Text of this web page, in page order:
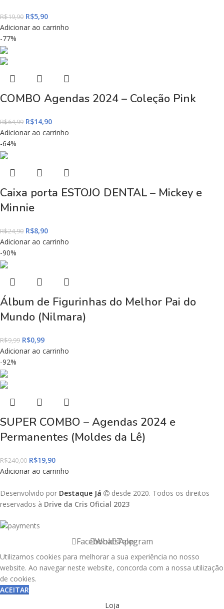
R$19,90 R$5,90
Adicionar ao carrinho
-77%
COMBO Agendas 2024 – Coleção Pink
R$64,99 R$14,90
Adicionar ao carrinho
-64%
Caixa porta ESTOJO DENTAL – Mickey e
Minnie
R$24,90 R$8,90
Adicionar ao carrinho
-90%
Álbum de Figurinhas do Melhor Pai do
Mundo (Nilmara)
R$9,99 R$0,99
Adicionar ao carrinho
-92%
SUPER COMBO – Agendas 2024 e
Permanentes (Moldes da Lê)
R$240,00 R$19,90
Adicionar ao carrinho
Desenvolvido por Destaque Já
desde 2020. Todos os direitos
reservados à Drive da Cris Oficial 2023
FacebookWhatsAppTelegram
Utilizamos cookies para melhorar a sua experiência no nosso
website. Ao navegar neste website, concorda com a nossa utilização
de cookies.
ACEITAR
Loja